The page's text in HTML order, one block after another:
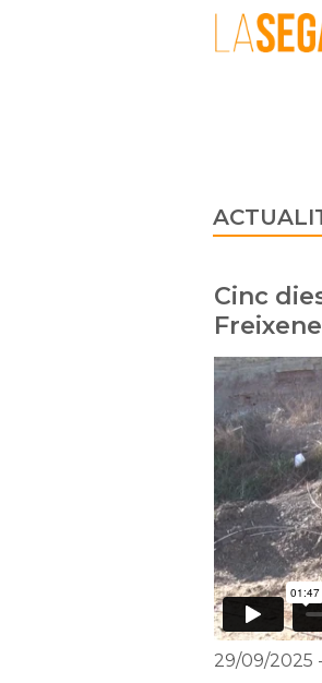
Cinc
29/09/2025